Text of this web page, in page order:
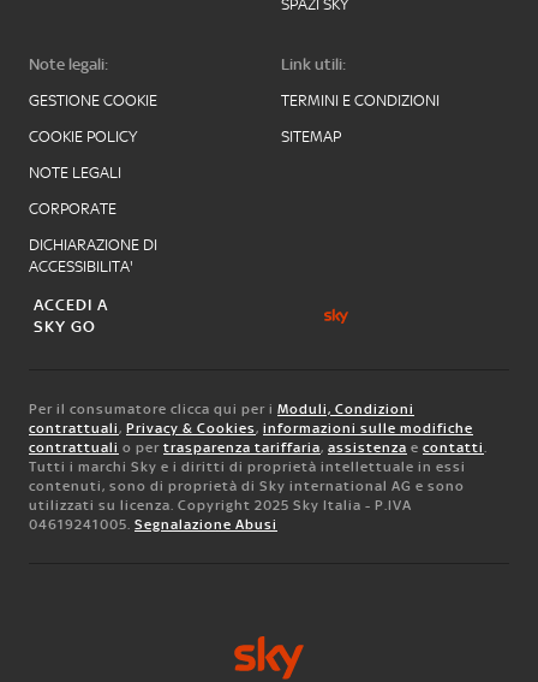
SPAZI SKY
Note legali:
GESTIONE COOKIE
COOKIE POLICY
NOTE LEGALI
CORPORATE
DICHIARAZIONE DI
ACCESSIBILITA'
Link utili:
TERMINI E CONDIZIONI
SITEMAP
ACCEDI A
SKY GO
Per il consumatore clicca qui per i Moduli, Condizioni
contrattuali, Privacy & Cookies, informazioni sulle modifiche
contrattuali o per trasparenza tariffaria, assistenza e contatti.
Tutti i marchi Sky e i diritti di proprietà intellettuale in essi
contenuti, sono di proprietà di Sky international AG e sono
utilizzati su licenza. Copyright 2025 Sky Italia - P.IVA
04619241005. Segnalazione Abusi